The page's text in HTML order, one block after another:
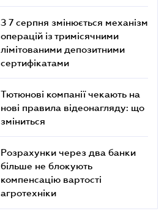
З 7 серпня змінюється механізм
операцій із тримісячними
лімітованими депозитними
сертифікатами
Тютюнові компанії чекають на
нові правила відеонагляду: що
зміниться
Розрахунки через два банки
більше не блокують
компенсацію вартості
агротехніки